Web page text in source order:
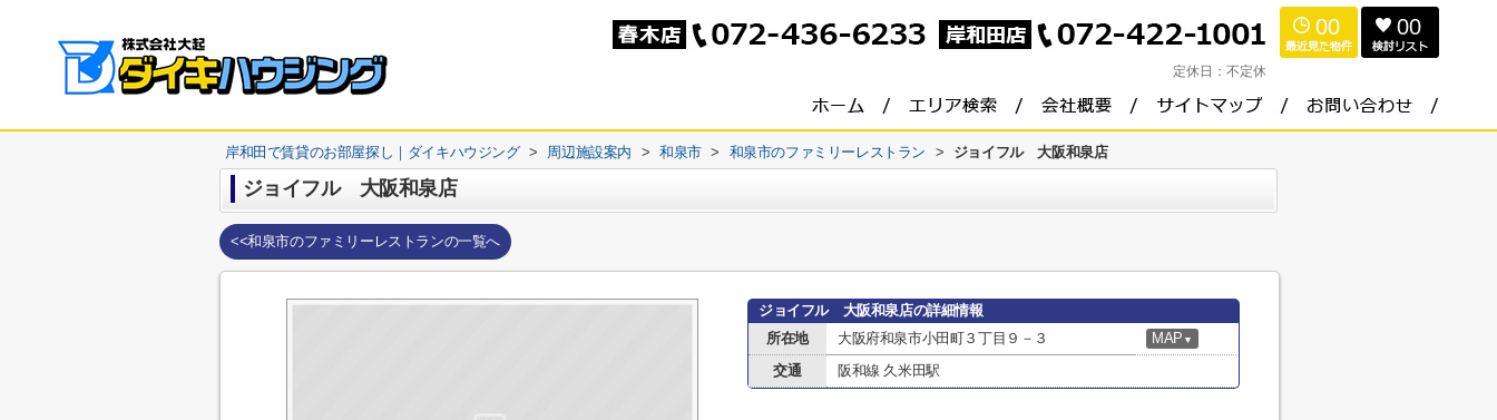
定休日： 不定休
00 00
岸和田で賃貸のお部屋探し｜ダイキハウジング > 周辺施設案内 > 和泉市 > 和泉市のファミリーレストラン > ジョイフル 大阪和泉店
ジョイフル 大阪和泉店
<<和泉市のファミリーレストランの一覧へ
ジョイフル 大阪和泉店の詳細情報
所在地
大阪府和泉市小田町３丁目９－３ MAP ▼
交通 阪和線 久米田駅